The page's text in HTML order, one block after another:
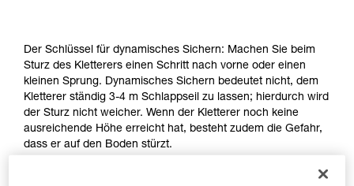
ziehen. Um diese Zusatzinformationen
verstehen zu können, müssen Sie zuerst die in
der Gebrauchsanweisung enthaltenen
Informationen richtig verstanden haben.
Die Beherrschung dieser Techniken setzt eine
entsprechende Ausbildung und ein spezielles
Training voraus. Prüfen Sie zusammen mit
Der Schlüssel für dynamisches Sichern: Machen Sie beim
Sturz des Kletterers einen Schritt nach vorne oder einen
kleinen Sprung. Dynamisches Sichern bedeutet nicht, dem
Kletterer ständig 3-4 m Schlappseil zu lassen; hierdurch wird
der Sturz nicht weicher. Wenn der Kletterer noch keine
ausreichende Höhe erreicht hat, besteht zudem die Gefahr,
dass er auf den Boden stürzt.